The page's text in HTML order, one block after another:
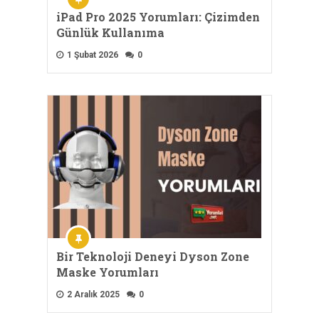
iPad Pro 2025 Yorumları: Çizimden
Günlük Kullanıma
1 Şubat 2026 0
Bir Teknoloji Deneyi Dyson Zone
Maske Yorumları
2 Aralık 2025 0